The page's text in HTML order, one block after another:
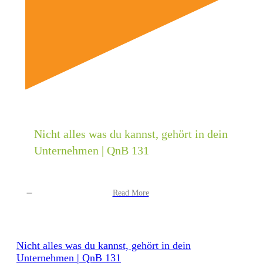
Nicht alles was du kannst, gehört in dein
Unternehmen | QnB 131
Read More
Nicht alles was du kannst, gehört in dein
Unternehmen | QnB 131